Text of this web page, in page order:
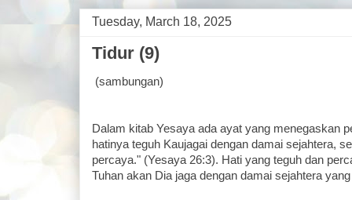
Tuesday, March 18, 2025
Tidur (9)
(sambungan)
Dalam kitab Yesaya ada ayat yang menegaskan
hatinya teguh Kaujagai dengan damai sejahtera,
percaya." (Yesaya 26:3). Hati yang teguh dan
Tuhan akan Dia jaga dengan damai sejahtera